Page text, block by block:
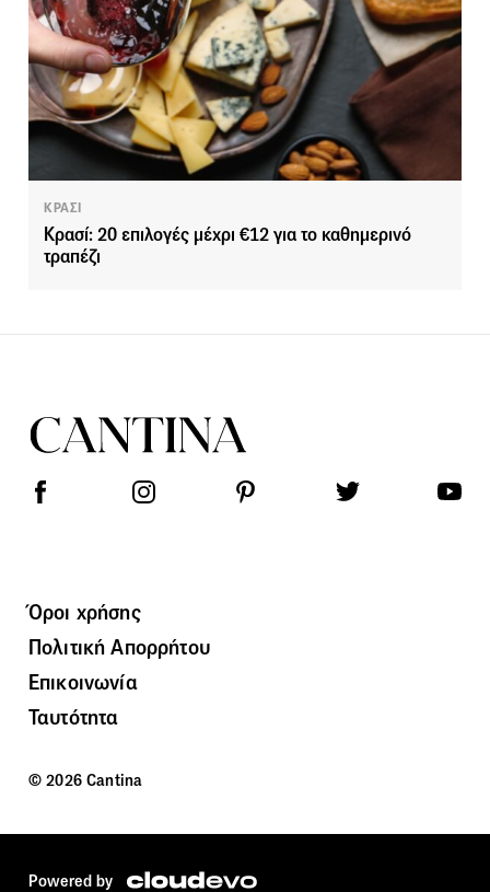
ΚΡΑΣΙ
Κρασί: 20 επιλογές μέχρι €12 για το καθημερινό
τραπέζι
Όροι χρήσης
Πολιτική Απορρήτου
Επικοινωνία
Ταυτότητα
© 2026 Cantina
Powered by